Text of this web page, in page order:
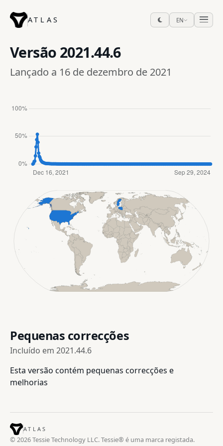
ATLAS EN
Versão 2021.44.6
Lançado a 16 de dezembro de 2021
Pequenas correcções
Incluído em 2021.44.6
Esta versão contém pequenas correcções e
melhorias
ATLAS
© 2026 Tessie Technology LLC. Tessie® é uma marca registada.